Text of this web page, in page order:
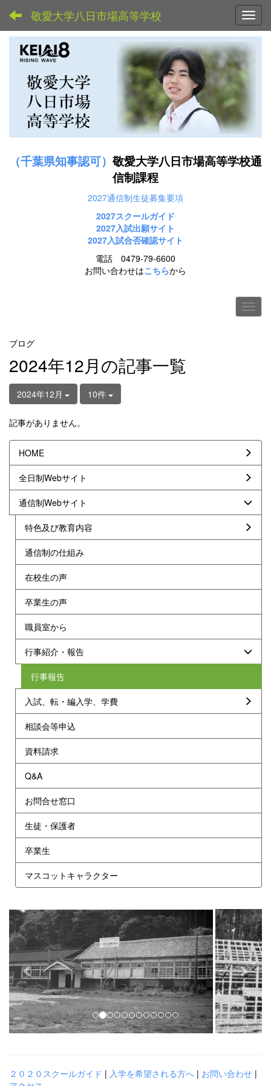
敬愛大学八日市場高等学校
（千葉県知事認可） 敬愛大学八日市場高等学校通
信制課程
2027通信制生徒募集要項
2027スクールガイド
2027入試出願サイト
2027入試合否確認サイト
電話 0479-79-6600
お問い合わせはこちらから
ブログ
2024年12月の記事一覧
2024年12月 10件
記事がありません。
HOME
全日制Webサイト
通信制Webサイト
特色及び教育内容
通信制の仕組み
在校生の声
卒業生の声
職員室から
行事紹介・報告
行事報告
入試、転・編入学、学費
相談会等申込
資料請求
Q&A
お問合せ窓口
生徒・保護者
卒業生
マスコットキャラクター
p
r
e
v
i
o
u
s
n
e
x
t
２０２０スクールガイド | 入学を希望される方へ | お問い合わせ |